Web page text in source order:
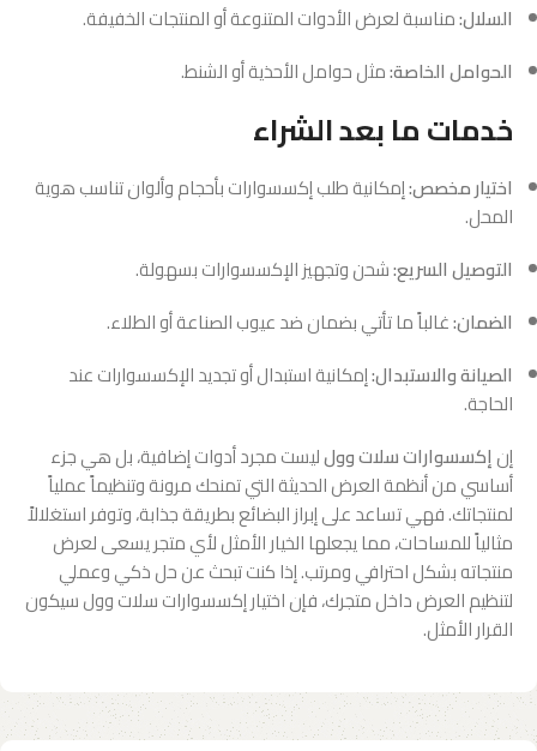
السلال:مناسبة لعرض الأدوات المتنوعة أو المنتجات الخفيفة.
الحوامل الخاصة:مثل حوامل الأحذية أو الشنط.
خدمات ما بعد الشراء
اختيار مخصص:إمكانية طلب إكسسوارات بأحجام وألوان تناسب هوية
المحل.
التوصيل السريع:شحن وتجهيز الإكسسوارات بسهولة.
الضمان:غالباً ما تأتي بضمان ضد عيوب الصناعة أو الطلاء.
الصيانة والاستبدال:إمكانية استبدال أو تجديد الإكسسوارات عند
الحاجة.
إنإكسسوارات سلات وولليست مجرد أدوات إضافية، بل هي جزء
أساسي من أنظمة العرض الحديثة التي تمنحك مرونة وتنظيماً عملياً
لمنتجاتك. فهي تساعد على إبراز البضائع بطريقة جذابة، وتوفر استغلالاً
مثالياً للمساحات، مما يجعلها الخيار الأمثل لأي متجر يسعى لعرض
منتجاته بشكل احترافي ومرتب. إذا كنت تبحث عن حل ذكي وعملي
لتنظيم العرض داخل متجرك، فإن اختيار إكسسوارات سلات وول سيكون
القرار الأمثل.